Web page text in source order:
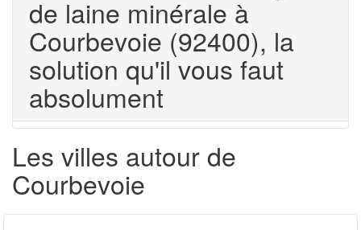
de laine minérale à
Courbevoie (92400), la
solution qu'il vous faut
absolument
Les villes autour de
Courbevoie